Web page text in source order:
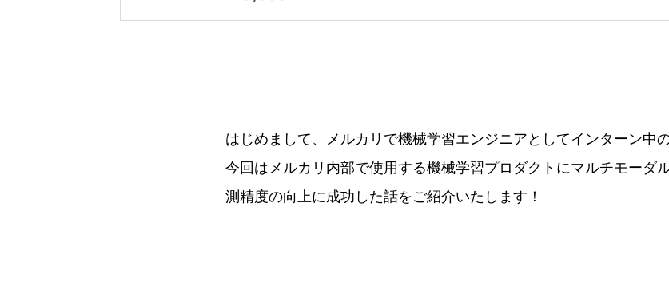
はじめまして、メルカリで機械学習エンジニアとしてインターン中
今回はメルカリ内部で使用する機械学習プロダクトにマルチモーダ
測精度の向上に成功した話をご紹介いたします！